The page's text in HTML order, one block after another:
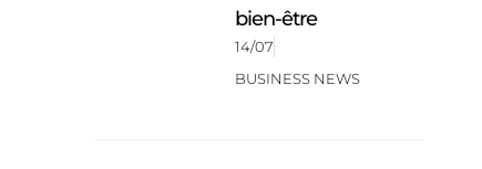
bien-être
14/07
BUSINESS NEWS